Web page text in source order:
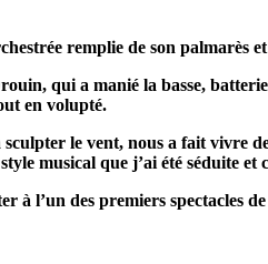
remplie de son palmarès
qui a manié la basse,
en volupté.
le vent, nous a fait vivre
musical que j’ai été séduite et
à l’un des premiers